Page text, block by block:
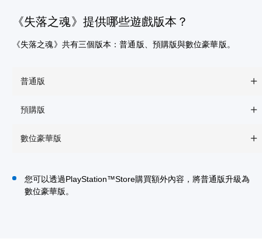
《失落之魂》提供哪些遊戲版本？
《失落之魂》共有三個版本：普通版、預購版與數位豪華版。
普通版
預購版
數位豪華版
您可以透過PlayStation™Store購買額外內容，將普通版升級為
數位豪華版。